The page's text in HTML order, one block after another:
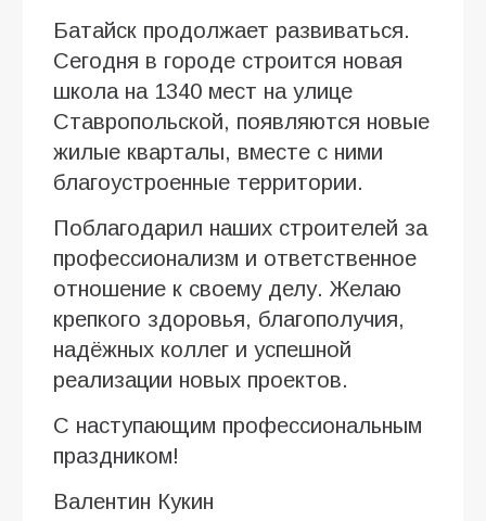
Батайск продолжает развиваться.
Сегодня в городе строится новая
школа на 1340 мест на улице
Ставропольской, появляются новые
жилые кварталы, вместе с ними
благоустроенные территории.
Поблагодарил наших строителей за
профессионализм и ответственное
отношение к своему делу. Желаю
крепкого здоровья, благополучия,
надёжных коллег и успешной
реализации новых проектов.
С наступающим профессиональным
праздником!
Валентин Кукин